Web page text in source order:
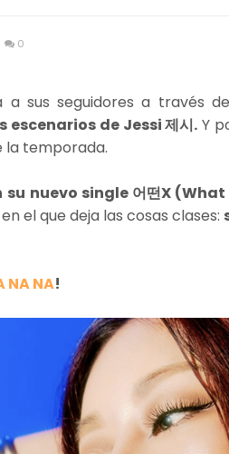
0
a sus seguidores a través
escenarios de Jessi 제시. Y
la temporada.
su nuevo single 어떤X
el que deja las cosas clases:
NA NA!